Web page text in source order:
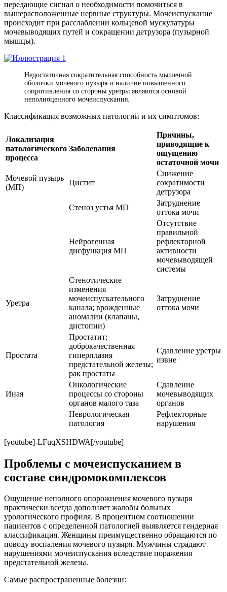
передающие сигнал о необходимости помочиться в
вышерасположенные нервные структуры. Мочеиспускание
происходит при расслаблении кольцевой мускулатуры
мочевыводящих путей и сокращении детрузора (пузырной
мышцы).
Недостаточная сократительная способность мышечной
оболочки мочевого пузыря и наличие повышенного
сопротивления со стороны уретры являются основой
неполноценного мочеиспускания.
Классификация возможных патологий и их симптомов:
Локализация
патологического
процесса
Заболевания
Причины,
приводящие к
ощущению
остаточной мочи
Мочевой пузырь
(МП)
Цистит
Снижение
сократимости
детрузора
Стеноз устья МП
Затруднение
оттока мочи
Нейрогенная
дисфункция МП
Отсутствие
правильной
рефлекторной
активности
мочевыводящей
системы
Уретра
Стенотические
изменения
мочеиспускательного
канала; врожденные
аномалии (клапаны,
дистопии)
Затруднение
оттока мочи
Простата
Простатит;
доброкачественная
гиперплазия
предстательной железы;
рак простаты
Сдавление уретры
извне
Иная
Онкологические
процессы со стороны
органов малого таза
Сдавление
мочевыводящих
органов
Неврологическая
патология
Рефлекторные
нарушения
[youtube]-LFuqXSHDWA[/youtube]
Проблемы с мочеиспусканием в
составе синдромокомплексов
Ощущение неполного опорожнения мочевого пузыря
практически всегда дополняет жалобы больных
урологического профиля. В процентном соотношении
пациентов с определенной патологией выявляется гендерная
классификация. Женщины преимущественно обращаются по
поводу воспаления мочевого пузыря. Мужчины страдают
нарушениями мочеиспускания вследствие поражения
предстательной железы.
Самые распространенные болезни: